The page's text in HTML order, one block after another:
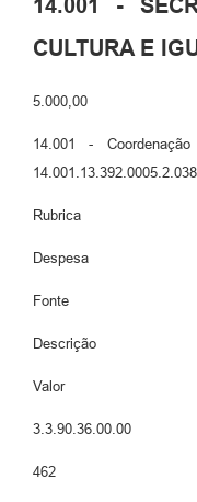
14.001 -
CULTURA E
5.000,00
14.001 -
Rubrica
Despesa
Fonte
Descrição
Valor
3.3.90.36.00.00
462